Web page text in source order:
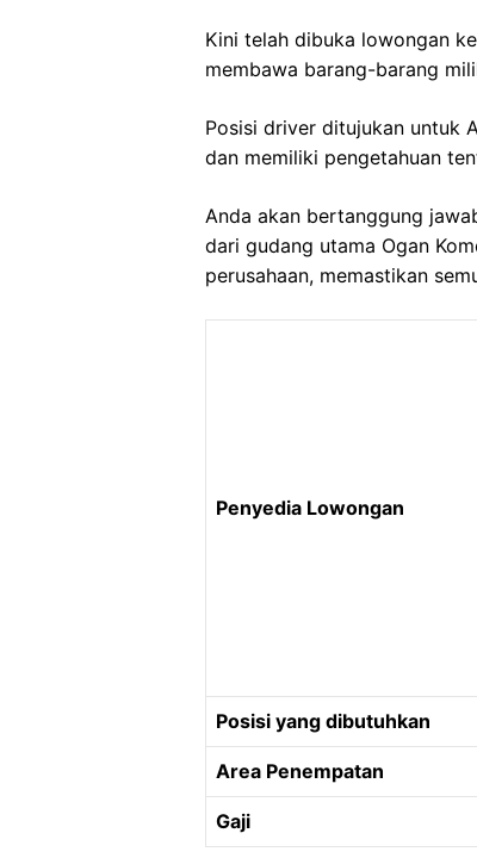
Kini telah dibuka lowongan
membawa barang-barang
Posisi driver ditujukan untuk
dan memiliki pengetahuan
Anda akan bertanggung
dari gudang utama Ogan
perusahaan, memastikan
Penyedia Lowongan
Posisi yang dibutuhkan
Area Penempatan
Gaji